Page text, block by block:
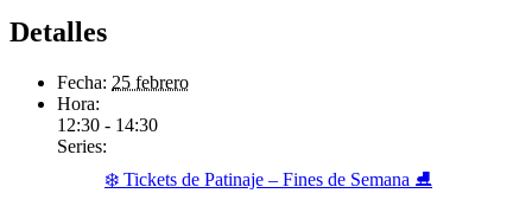
Detalles
Fecha: 25 febrero
Hora:
12:30 - 14:30
Series:
❄️ Tickets de Patinaje – Fines de Semana ⛸️